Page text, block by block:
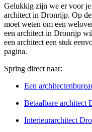
Gelukkig zijn we er voor je
architect in Dronrijp. Op
moet weten om een
een architect in Dronrijp
een architect een stuk
pagina.
Spring direct naar:
Een
Betaalbare architect
Interieurarchitect